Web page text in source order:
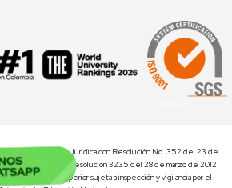
CUC, Personería Jurídica con Resolución No. 352 del 23 de
Universidad mediante resolución 3235 del 28 de marzo de 2012
de Educación Superior sujeta a inspección y vigilancia por el